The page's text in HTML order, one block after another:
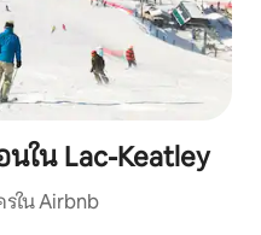
ใน Lac-Keatley
ใน Airbnb